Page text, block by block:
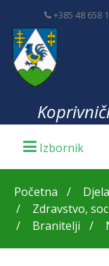
+385 48 658
Početna
Zdravstvo,
Branitelji